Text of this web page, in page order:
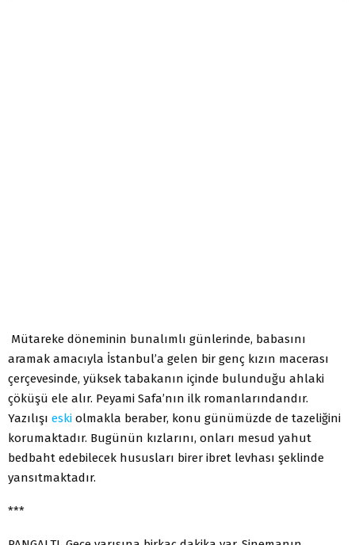
Mütareke döneminin bunalımlı günlerinde, babasını
aramak amacıyla İstanbul’a gelen bir genç kızın macerası
çerçevesinde, yüksek tabakanın içinde bulunduğu ahlaki
çöküşü ele alır. Peyami Safa’nın ilk romanlarındandır.
Yazılışı eski olmakla beraber, konu günümüzde de tazeliğini
korumaktadır. Bugünün kızlarını, onları mesud yahut
bedbaht edebilecek hususları birer ibret levhası şeklinde
yansıtmaktadır.
***